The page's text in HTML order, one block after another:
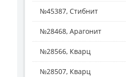
№45387, Стибнит
№28468, Арагонит
№28566, Кварц
№28507, Кварц